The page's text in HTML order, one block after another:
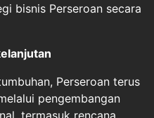
bisnis Perseroan secara
Perseroan terus
pengembangan
termasuk rencana